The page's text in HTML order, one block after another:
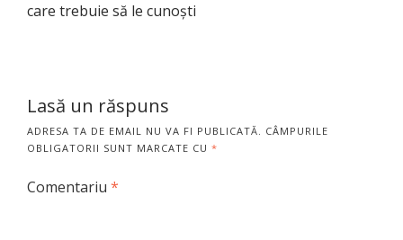
care trebuie să le cunoști
Lasă un răspuns
ADRESA TA DE EMAIL NU VA FI PUBLICATĂ. CÂMPURILE
OBLIGATORII SUNT MARCATE CU *
Comentariu *